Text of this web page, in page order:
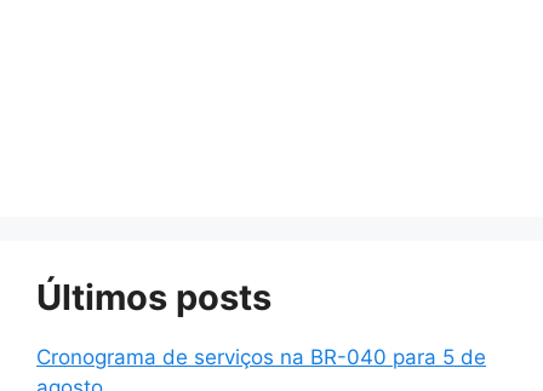
Últimos posts
Cronograma de serviços na BR-040 para 5 de